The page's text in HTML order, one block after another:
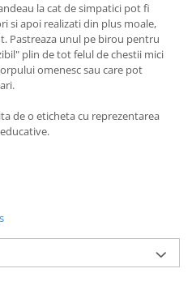
la cat de simpatici pot fi
si apoi realizati din plus moale,
Pastreaza unul pe birou pentru
plin de tot felul de chestii mici
omenesc sau care pot
de o eticheta cu reprezentarea